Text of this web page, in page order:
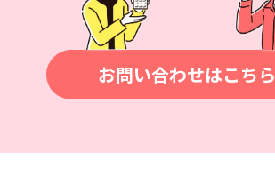
お問い合わせはこちら